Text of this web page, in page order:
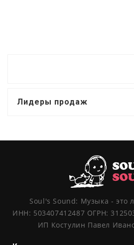
Лидеры продаж
Soul's Sound: Музыка - это
ИНН: 503407412487 ОГРН:
ИП Костулин Павел